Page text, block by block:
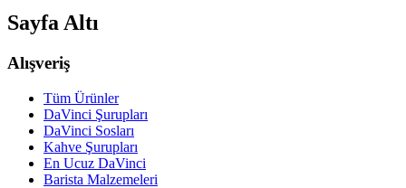
Sayfa Altı
Alışveriş
Tüm Ürünler
DaVinci Şurupları
DaVinci Sosları
Kahve Şurupları
En Ucuz DaVinci
Barista Malzemeleri